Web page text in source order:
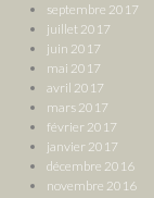
septembre 2017
juillet 2017
juin 2017
mai 2017
avril 2017
mars 2017
février 2017
janvier 2017
décembre 2016
novembre 2016